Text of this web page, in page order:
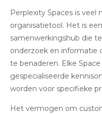
Perplexity Spaces is veel
organisatietool. Het is
samenwerkingshub die
onderzoek en informatie
te benaderen. Elke
gespecialiseerde
worden voor specifieke
Het vermogen om